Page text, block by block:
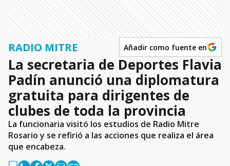
RADIO MITRE Añadir como fuente en
La secretaria de Deportes Flavia
Padín anunció una diplomatura
gratuita para dirigentes de
clubes de toda la provincia
La funcionaria visitó los estudios de Radio Mitre
Rosario y se refirió a las acciones que realiza el área
que encabeza.